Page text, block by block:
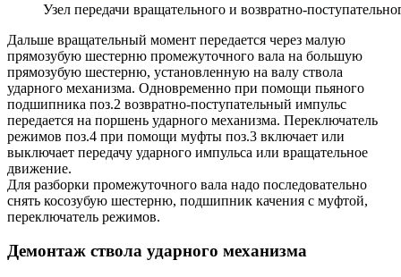
Узел передачи вращательного и возвратно-
Дальше вращательный момент передается через малую
прямозубую шестерню промежуточного вала на большую
прямозубую шестерню, установленную на валу ствола
ударного механизма. Одновременно при помощи пьяного
подшипника поз.2 возвратно-поступательный импульс
передается на поршень ударного механизма. Переключатель
режимов поз.4 при помощи муфты поз.3 включает или
выключает передачу ударного импульса или вращательное
движение.
Для разборки промежуточного вала надо последовательно
снять косозубую шестерню, подшипник качения с муфтой,
переключатель режимов.
Демонтаж ствола ударного механизма